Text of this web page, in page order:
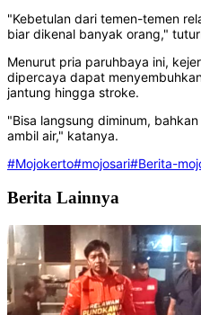
"Kebetulan dari temen-temen
biar dikenal banyak orang,"
Menurut pria paruhbaya ini,
dipercaya dapat
jantung hingga stroke.
"Bisa langsung diminum,
ambil air," katanya.
#Mojokerto#mojosari#Berita-
Berita Lainnya